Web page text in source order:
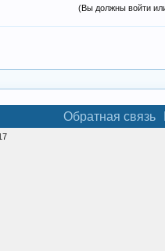
(Вы должны войти
Обратная связь